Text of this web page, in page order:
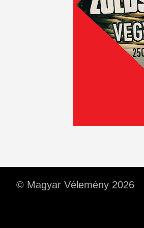
© Magyar Vélemény 2026